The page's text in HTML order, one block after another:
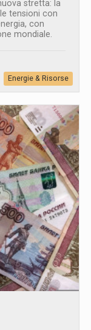
stretta: la
tensioni con
con
mondiale.
Energie & Risorse